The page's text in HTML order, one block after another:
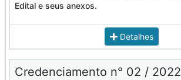
Edital e seus anexos.
Detalhes
Credenciamento n° 02 / 2022